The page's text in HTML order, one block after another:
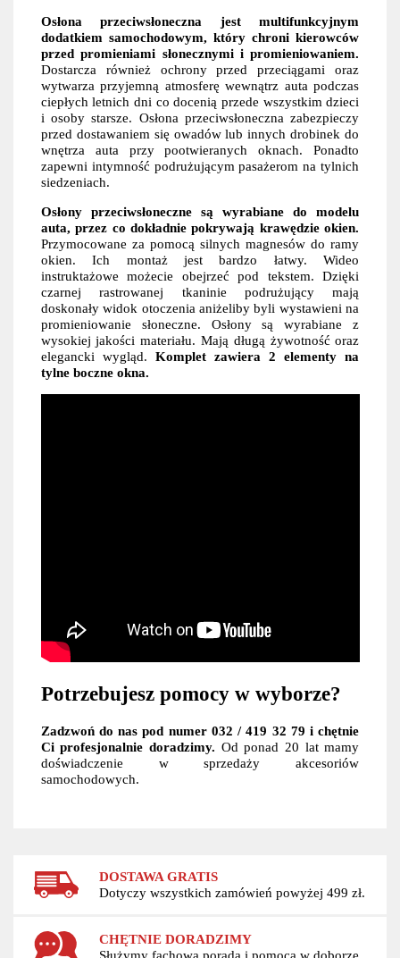
Osłona przeciwsłoneczna jest multifunkcyjnym
dodatkiem samochodowym, który chroni kierowców
przed promieniami słonecznymi i promieniowaniem.
Dostarcza również ochrony przed przeciągami oraz
wytwarza przyjemną atmosferę wewnątrz auta podczas
ciepłych letnich dni co docenią przede wszystkim dzieci
i osoby starsze. Osłona przeciwsłoneczna zabezpieczy
przed dostawaniem się owadów lub innych drobinek do
wnętrza auta przy pootwieranych oknach. Ponadto
zapewni intymność podrużującym pasażerom na tylnich
siedzeniach.
Osłony przeciwsłoneczne są wyrabiane do modelu
auta, przez co dokładnie pokrywają krawędzie okien.
Przymocowane za pomocą silnych magnesów do ramy
okien. Ich montaż jest bardzo łatwy. Wideo
instruktażowe możecie obejrzeć pod tekstem. Dzięki
czarnej rastrowanej tkaninie podrużujący mają
doskonały widok otoczenia aniżeliby byli wystawieni na
promieniowanie słoneczne. Osłony są wyrabiane z
wysokiej jakości materiału. Mają długą żywotność oraz
elegancki wygląd. Komplet zawiera 2 elementy na
tylne boczne okna.
Potrzebujesz pomocy w wyborze?
Zadzwoń do nas pod numer 032 / 419 32 79 i chętnie
Ci profesjonalnie doradzimy. Od ponad 20 lat mamy
doświadczenie w sprzedaży akcesoriów
samochodowych.
DOSTAWA GRATIS
Dotyczy wszystkich zamówień powyżej 499 zł.
CHĘTNIE DORADZIMY
Służymy fachową poradą i pomocą w doborze.